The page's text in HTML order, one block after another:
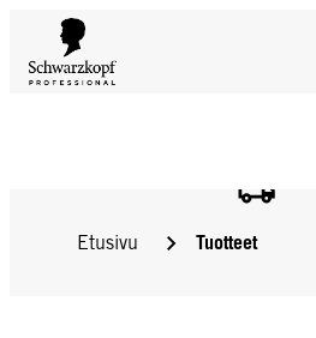
Etusivu Tuotteet